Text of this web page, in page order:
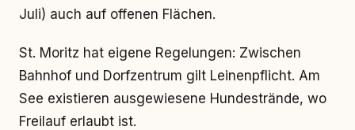
Juli) auch auf offenen Flächen.
St. Moritz hat eigene Regelungen: Zwischen
Bahnhof und Dorfzentrum gilt Leinenpflicht. Am
See existieren ausgewiesene Hundestrände, wo
Freilauf erlaubt ist.